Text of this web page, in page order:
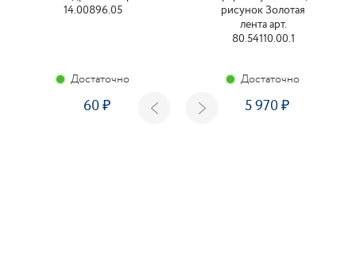
14.00896.05
Достаточно
60
рисунок Золотая
лента арт.
80.54110.00.1
Достаточно
5 970